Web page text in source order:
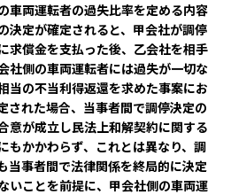
車両運転者の過失比率を定める内容
決定が確定されると、甲会社が調停
求償金を支払った後、乙会社を相手
社側の車両運転者には過失が一切な
当の不当利得返還を求めた事案にお
された場合、当事者間で調停決定の
意が成立し民法上和解契約に関する
もかかわらず、これとは異なり、調
当事者間で法律関係を終局的に決定
いことを前提に、甲会社側の車両運